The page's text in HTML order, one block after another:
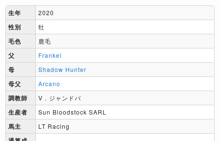
生年 2020
性別 牡
毛色 鹿毛
父 Frankel
母 Shadow Hunter
母父 Arcano
調教師 V．ジャンドバ
生産者 Sun Bloodstock SARL
馬主 LT Racing